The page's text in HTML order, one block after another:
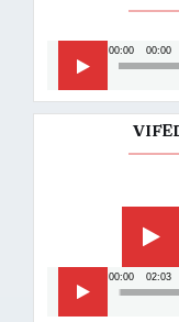
audio
00:00 00:00
00:00 02:03